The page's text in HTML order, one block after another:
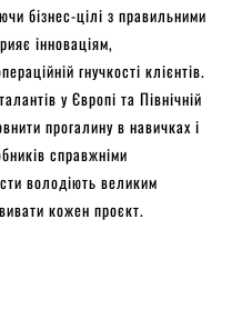
бізнес-цілі з правильними
інноваціям,
гнучкості клієнтів.
у Європі та Північній
прогалину в навичках і
справжніми
володіють великим
кожен проєкт.